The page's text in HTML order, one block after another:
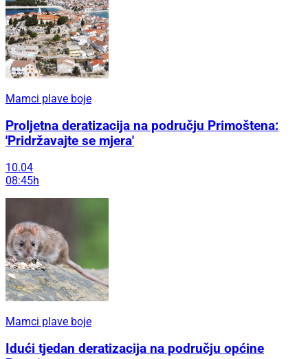
Mamci plave boje
Proljetna deratizacija na području Primoštena:
'Pridržavajte se mjera'
10.04
08:45h
Mamci plave boje
Idući tjedan deratizacija na području općine